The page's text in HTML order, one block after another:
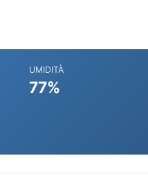
UMIDITÀ
77%